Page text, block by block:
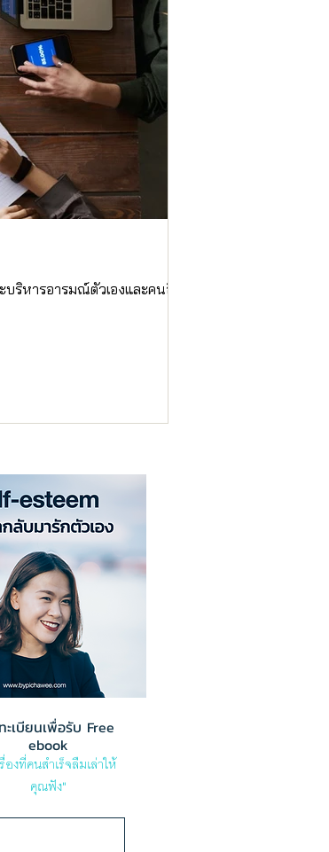
ริหารอารมณ์ตัวเองและคนอื่น
ะเบียนเพื่อรับ Free
ebook
องที่คนสำเร็จลืมเล่าให้
คุณฟัง"